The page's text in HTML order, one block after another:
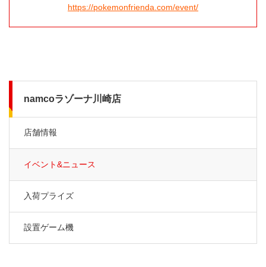
https://pokemonfrienda.com/event/
namcoラゾーナ川崎店
店舗情報
イベント&ニュース
入荷プライズ
設置ゲーム機